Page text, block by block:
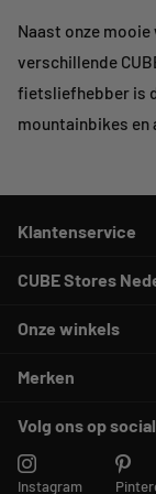
Naast onze
verschillende
fietsliefhebber is
mountainbikes en
Klantenservice
CUBE Stores
Onze winkels
Merken
Volg ons op
Instagram